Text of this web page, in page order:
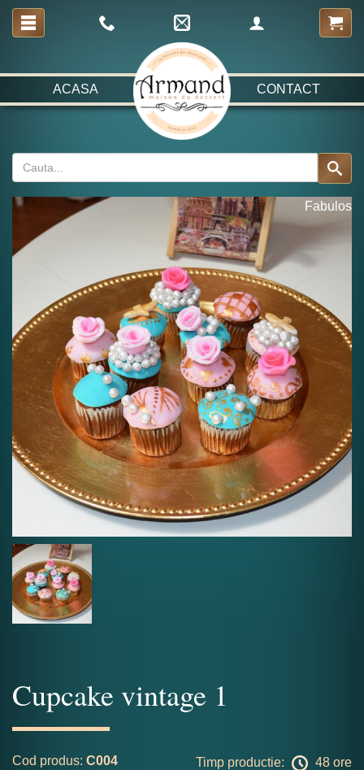
ACASA CONTACT
Fabulos
Cupcake vintage 1
Cod produs: C004 Timp productie: 48 ore